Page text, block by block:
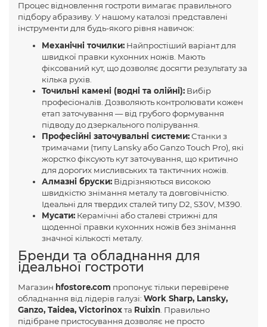
Процес відновлення гостроти вимагає правильного
підбору абразиву. У нашому каталозі представлені
інструменти для будь-якого рівня навичок:
Механічні точилки: Найпростіший варіант для
швидкої правки кухонних ножів. Мають
фіксований кут, що дозволяє досягти результату за
кілька рухів.
Точильні камені (водні та олійні): Вибір
професіоналів. Дозволяють контролювати кожен
етап заточування — від грубого формування
підводу до дзеркального полірування.
Професійні заточувальні системи:Станки з
тримачами (типу Lansky або Ganzo Touch Pro), які
жорстко фіксують кут заточування, що критично
для дорогих мисливських та тактичних ножів.
Алмазні бруски: Відрізняються високою
швидкістю знімання металу та довговічністю.
Ідеальні для твердих сталей типу D2, S30V, M390.
Мусати: Керамічні або сталеві стрижні для
щоденної правки кухонних ножів без знімання
значної кількості металу.
Бренди та обладнання для
ідеальної гостроти
Магазин hfostore.com пропонує тільки перевірене
обладнання від лідерів галузі: Work Sharp, Lansky,
Ganzo, Taidea, Victorinoxта Ruixin. Правильно
підібране пристосування дозволяє не просто